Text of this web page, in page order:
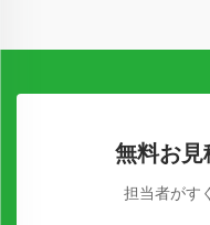
無料お見
担当者がす